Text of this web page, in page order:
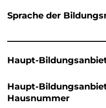
Sprache der
Haupt-
Haupt-
Hausnummer